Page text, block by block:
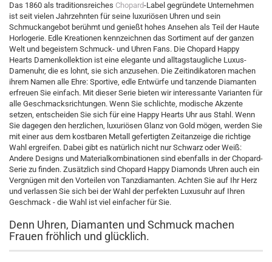
Das 1860 als traditionsreiches Chopard-Label gegründete Unternehmen
ist seit vielen Jahrzehnten für seine luxuriösen Uhren und sein
Schmuckangebot berühmt und genießt hohes Ansehen als Teil der Haute
Horlogerie. Edle Kreationen kennzeichnen das Sortiment auf der ganzen
Welt und begeistern Schmuck- und Uhren Fans. Die Chopard Happy
Hearts Damenkollektion ist eine elegante und alltagstaugliche Luxus-
Damenuhr, die es lohnt, sie sich anzusehen. Die Zeitindikatoren machen
ihrem Namen alle Ehre: Sportive, edle Entwürfe und tanzende Diamanten
erfreuen Sie einfach. Mit dieser Serie bieten wir interessante Varianten für
alle Geschmacksrichtungen. Wenn Sie schlichte, modische Akzente
setzen, entscheiden Sie sich für eine Happy Hearts Uhr aus Stahl. Wenn
Sie dagegen den herzlichen, luxuriösen Glanz von Gold mögen, werden Sie
mit einer aus dem kostbaren Metall gefertigten Zeitanzeige die richtige
Wahl ergreifen. Dabei gibt es natürlich nicht nur Schwarz oder Weiß:
Andere Designs und Materialkombinationen sind ebenfalls in der Chopard-
Serie zu finden. Zusätzlich sind Chopard Happy Diamonds Uhren auch ein
Vergnügen mit den Vorteilen von Tanzdiamanten. Achten Sie auf Ihr Herz
und verlassen Sie sich bei der Wahl der perfekten Luxusuhr auf Ihren
Geschmack - die Wahl ist viel einfacher für Sie.
Denn Uhren, Diamanten und Schmuck machen
Frauen fröhlich und glücklich.